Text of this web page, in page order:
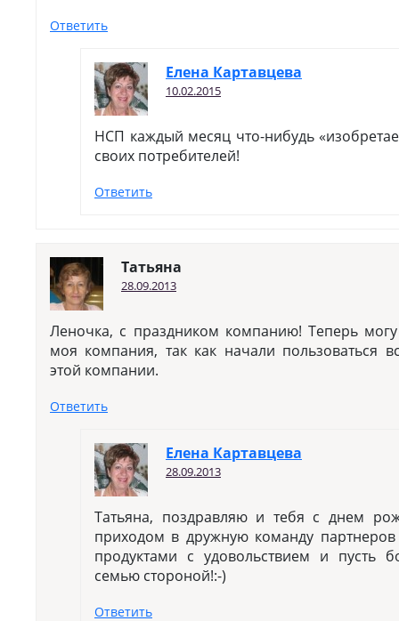
Ответить
Елена Картавцева
10.02.2015
НСП каждый месяц что-нибудь
своих потребителей!
Ответить
Татьяна
28.09.2013
Леночка, с праздником компанию! Теперь
моя компания, так как начали пользоваться
этой компании.
Ответить
Елена Картавцева
28.09.2013
Татьяна, поздравляю и тебя с днем
приходом в дружную команду
продуктами с удовольствием и пусть
семью стороной!:-)
Ответить